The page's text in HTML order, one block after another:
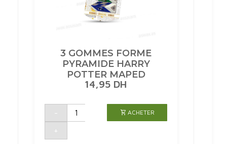
3 GOMMES FORME
PYRAMIDE HARRY
POTTER MAPED
14,95 DH
-
quantité
3
PYRAMIDE
+
ACHETER